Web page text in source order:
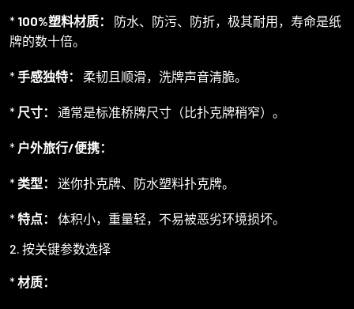
* 100%塑料材质：
防水、防污、防折，极其耐用，寿命是纸
牌的数十倍。
*手感独特： 柔韧且顺滑，洗牌声音清脆。
* 尺寸： 通常是标准桥牌尺寸（比扑克牌稍窄）。
* 户外旅行/便携：
*类型： 迷你扑克牌、防水塑料扑克牌。
*特点：
体积小，重量轻，不易被恶劣环境损坏。
2. 按关键参数选择
*材质：